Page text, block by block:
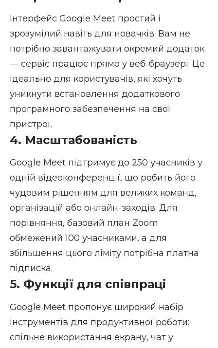
Інтерфейс Google Meet простий і
зрозумілий навіть для новачків. Вам не
потрібно завантажувати окремий додаток
— сервіс працює прямо у веб-браузері. Це
ідеально для користувачів, які хочуть
уникнути встановлення додаткового
програмного забезпечення на свої
пристрої.
4. Масштабованість
Google Meet підтримує до 250 учасників у
одній відеоконференції, що робить його
чудовим рішенням для великих команд,
організацій або онлайн-заходів. Для
порівняння, базовий план Zoom
обмежений 100 учасниками, а для
збільшення цього ліміту потрібна платна
підписка.
5. Функції для співпраці
Google Meet пропонує широкий набір
інструментів для продуктивної роботи:
спільне використання екрану, чат у